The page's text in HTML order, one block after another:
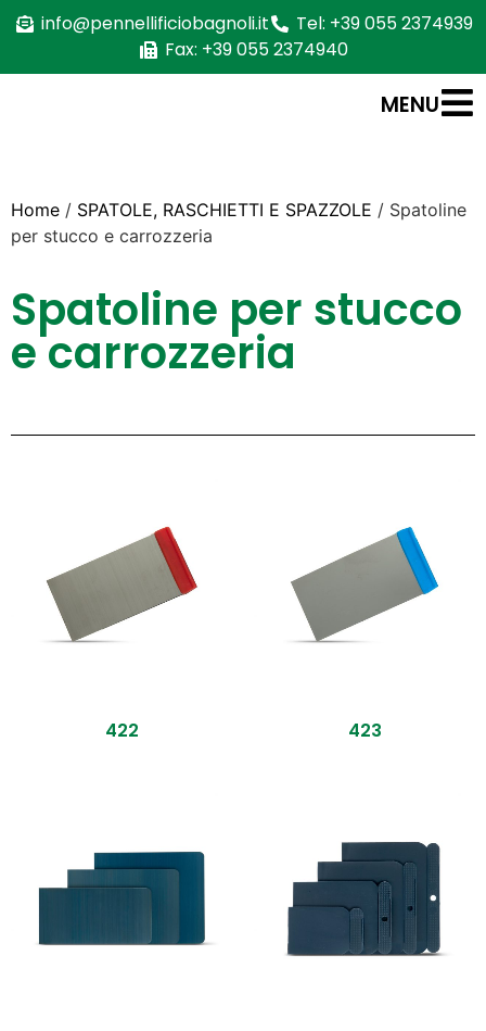
info@pennellificiobagnoli.it
Tel: +39 055 2374939
Fax: +39 055 2374940
MENU
Home / SPATOLE, RASCHIETTI E SPAZZOLE / Spatoline
per stucco e carrozzeria
Spatoline per stucco
e carrozzeria
422 423